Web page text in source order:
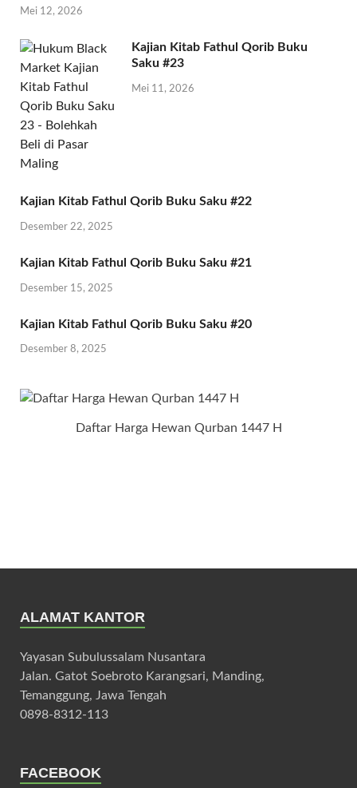
Mei 12, 2026
Kajian Kitab Fathul Qorib Buku
Saku #23
Mei 11, 2026
Kajian Kitab Fathul Qorib Buku Saku #22
Desember 22, 2025
Kajian Kitab Fathul Qorib Buku Saku #21
Desember 15, 2025
Kajian Kitab Fathul Qorib Buku Saku #20
Desember 8, 2025
Daftar Harga Hewan Qurban 1447 H
ALAMAT KANTOR
Yayasan Subulussalam Nusantara
Jalan. Gatot Soebroto Karangsari, Manding,
Temanggung, Jawa Tengah
0898-8312-113
FACEBOOK